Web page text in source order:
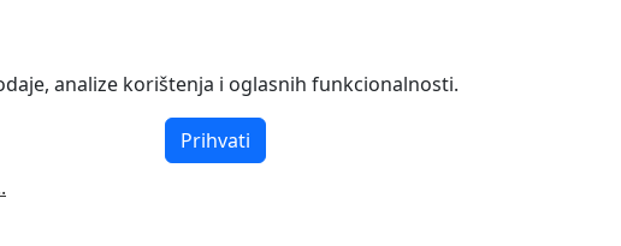
analize korištenja i oglasnih funkcionalnosti.
Prihvati